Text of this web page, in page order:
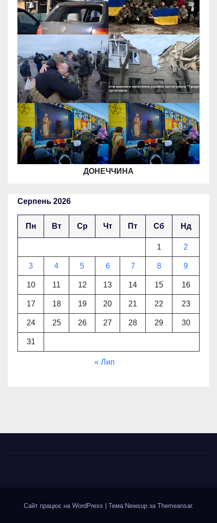
ДОНЕЧЧИНА
Серпень 2026
Пн Вт Ср Чт Пт Сб Нд
1 2
3 4 5 6 7 8 9
10 11 12 13 14 15 16
17 18 19 20 21 22 23
24 25 26 27 28 29 30
31
« Лип
Сайт працює на WordPress Тема:Newsup за Themeansar.